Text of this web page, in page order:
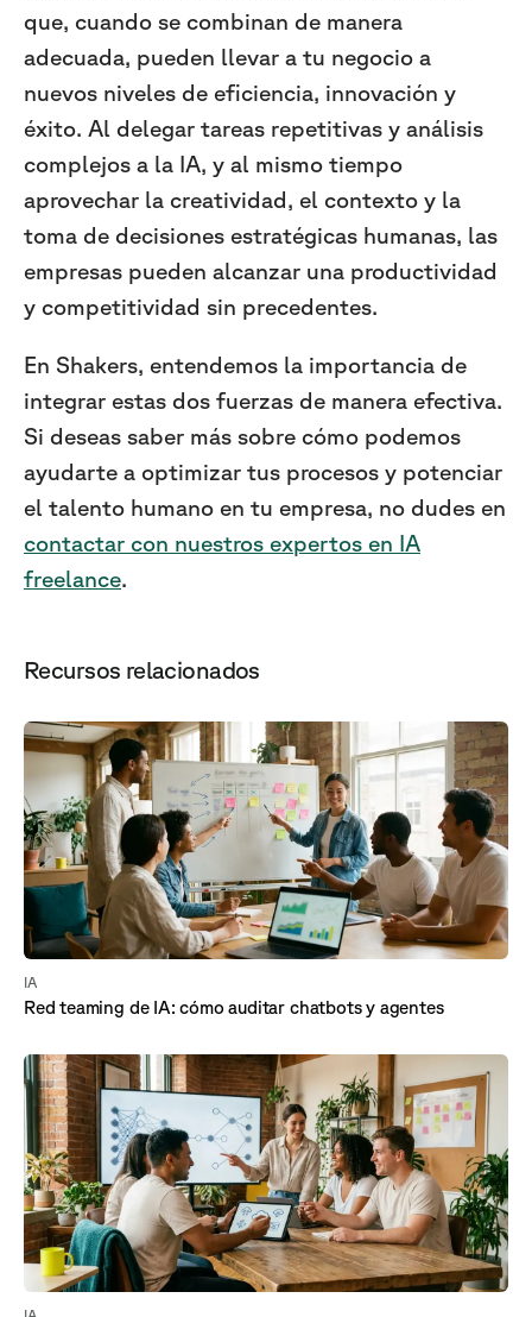
que, cuando se combinan de manera
adecuada, pueden llevar a tu negocio a
nuevos niveles de eficiencia, innovación y
éxito. Al delegar tareas repetitivas y análisis
complejos a la IA, y al mismo tiempo
aprovechar la creatividad, el contexto y la
toma de decisiones estratégicas humanas, las
empresas pueden alcanzar una productividad
y competitividad sin precedentes.
En Shakers, entendemos la importancia de
integrar estas dos fuerzas de manera efectiva.
Si deseas saber más sobre cómo podemos
ayudarte a optimizar tus procesos y potenciar
el talento humano en tu empresa, no dudes en
contactar con nuestros expertos en IA
freelance.
Recursos relacionados
IA
Red teaming de IA: cómo auditar chatbots y agentes